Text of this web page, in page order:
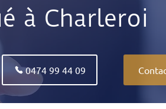
à Charleroi
0474 99 44 09